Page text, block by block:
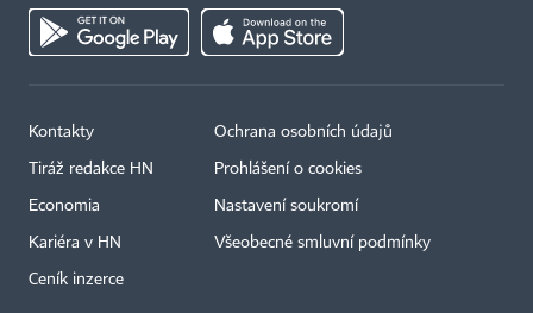
Kontakty
Tiráž redakce HN
Economia
Kariéra v HN
Ceník inzerce
Ochrana osobních údajů
Prohlášení o cookies
Nastavení soukromí
Všeobecné smluvní podmínky